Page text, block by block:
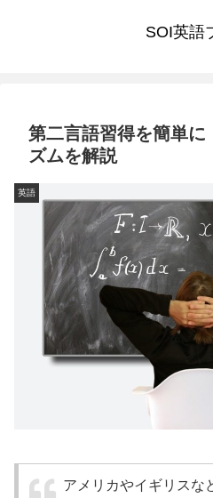
SOI英語
第二言語習得を簡単に
ズムを解説
英語
アメリカやイギリスな